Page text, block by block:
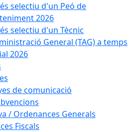
selectiu d'un Peó de
2026
selectiu d'un Tècnic
General (TAG) a temps
2026
de comunicació
/ Ordenances Generals
Fiscals